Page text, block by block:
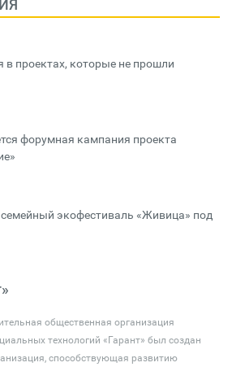
проектах, которые не прошли
форумная кампания проекта
экофестиваль «Живица» под
общественная организация
технологий «Гарант» был создан
способствующая развитию